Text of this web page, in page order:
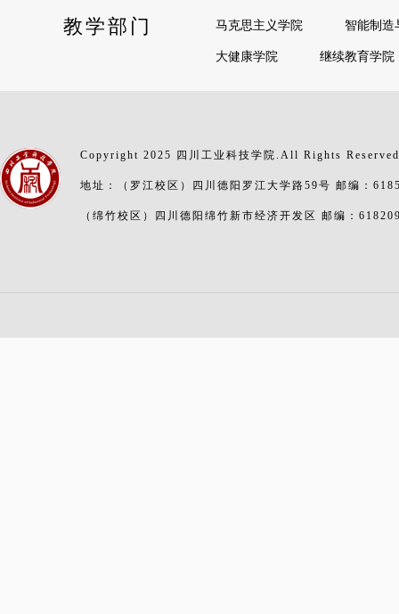
教学部门 马克思主义学院
智能制造
大健康学院
继续教育学院
Copyright 2025 四川工业科技学院.All Rights
地址：（罗江校区）四川德阳罗江大学路59号 邮编：
（绵竹校区）四川德阳绵竹新市经济开发区 邮编：